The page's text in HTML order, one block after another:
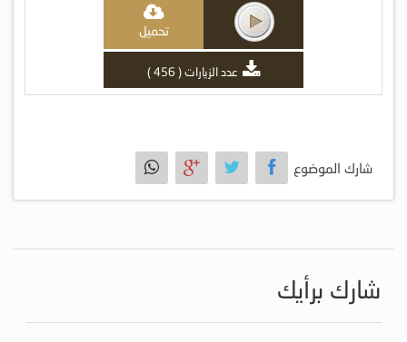
تحميل
عدد الزيارات ( 456 )
شارك الموضوع
شارك برأيك